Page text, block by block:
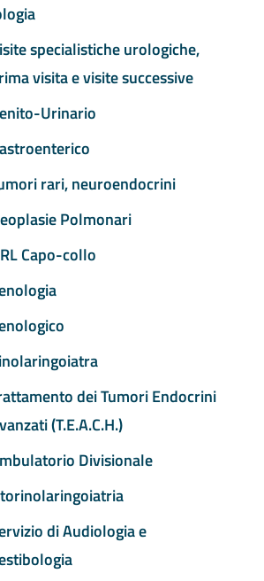
specialistiche urologiche,
visita e visite successive
Urinario
rari, neuroendocrini
Polmonari
Capo-collo
dei Tumori Endocrini
(T.E.A.C.H.)
Divisionale
di Audiologia e